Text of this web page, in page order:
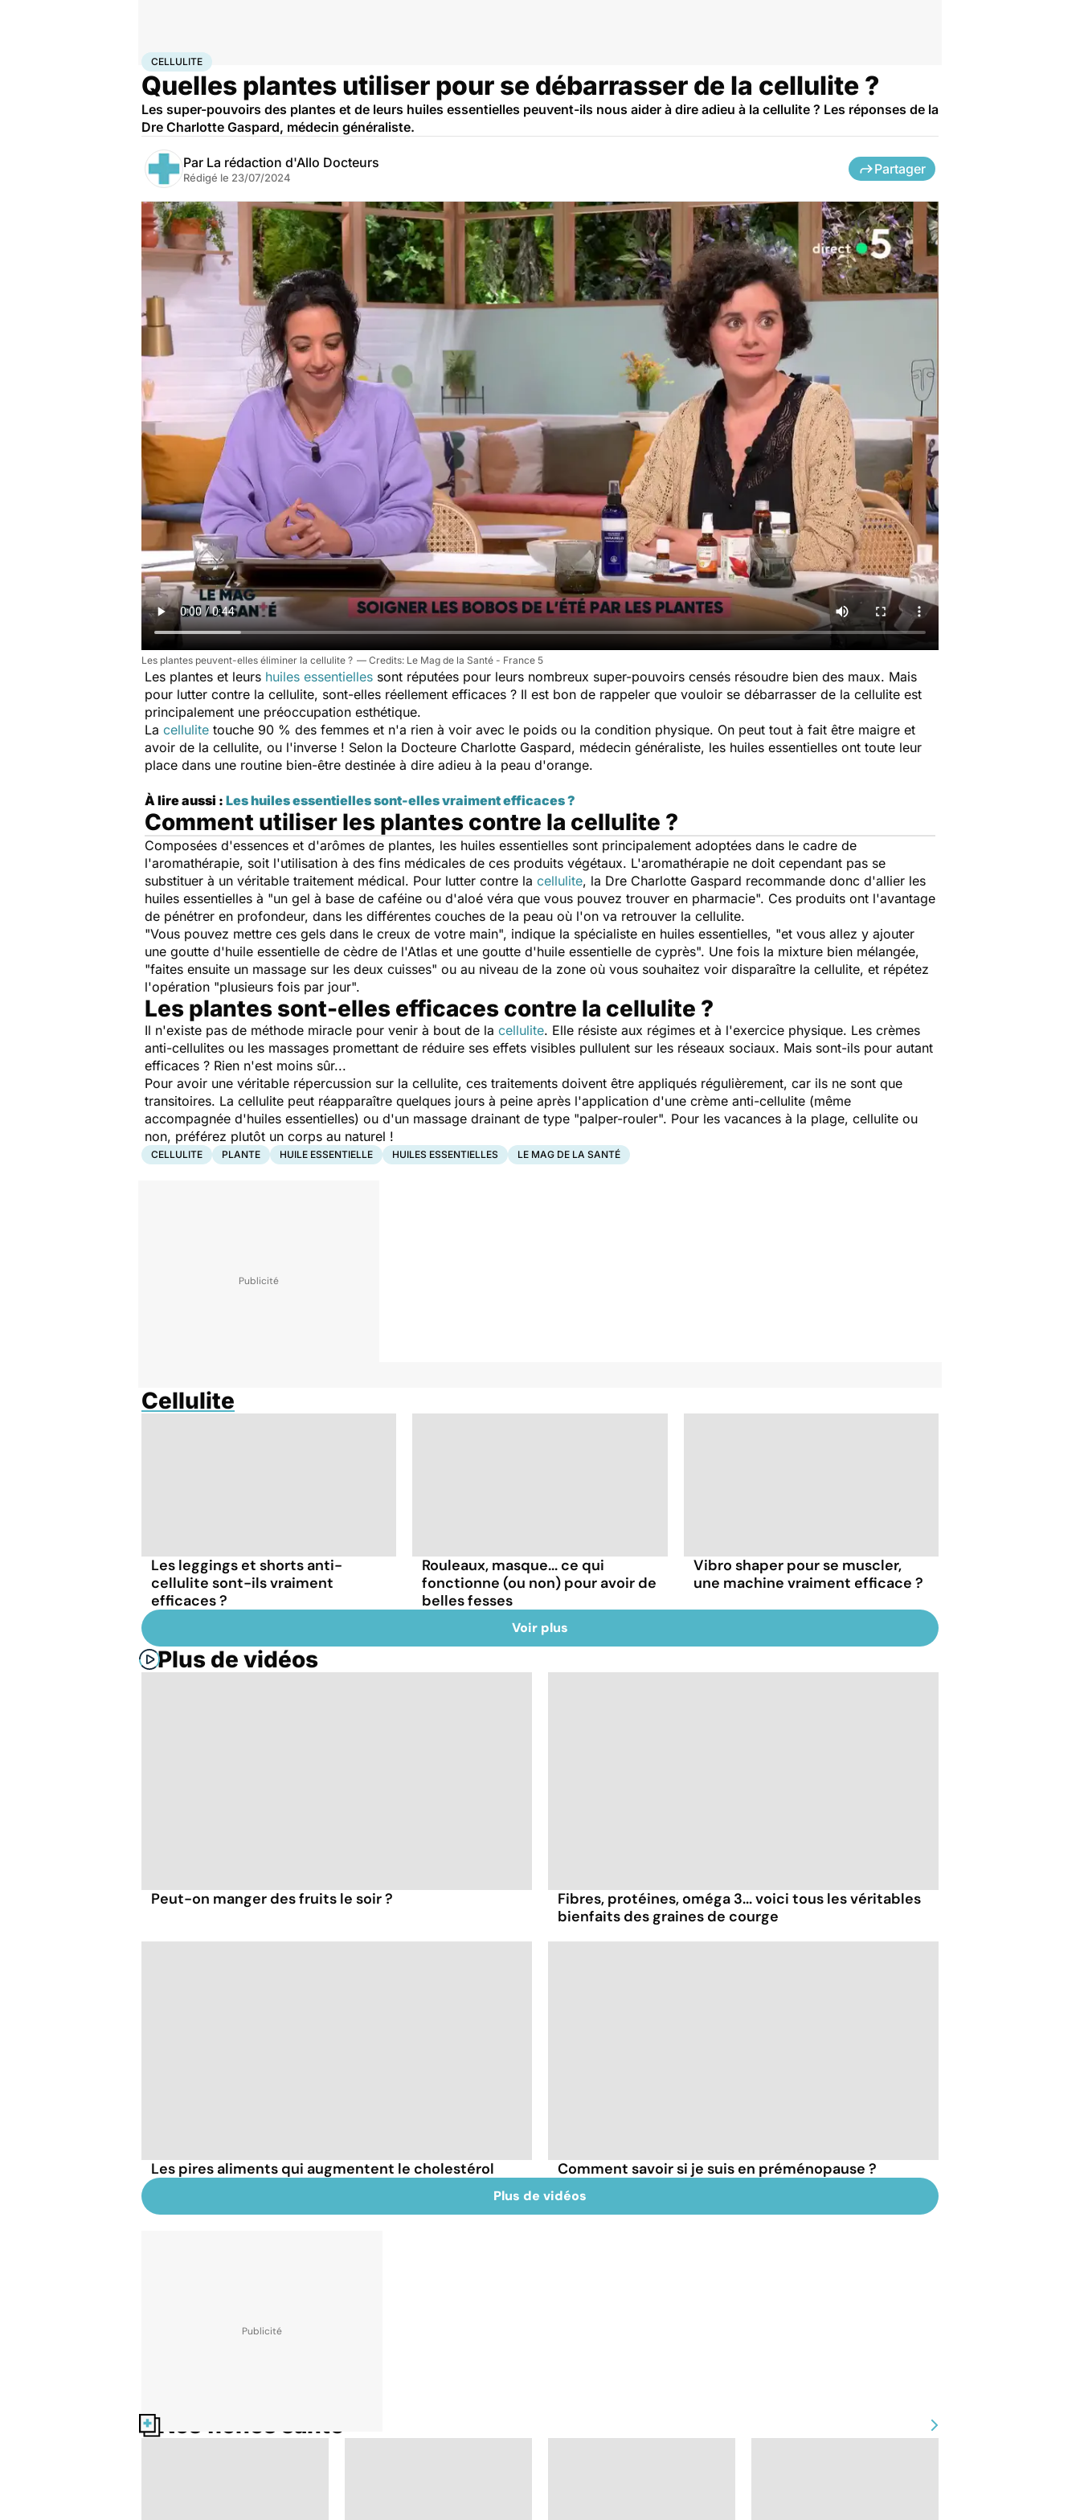
Accueil Bien-être
CELLULITE
Quelles plantes utiliser pour se débarrasser de la cellulite ?
Les super-pouvoirs des plantes et de leurs huiles essentielles peuvent-ils nous aider à dire adieu à la cellulite ? Les réponses de la
Dre Charlotte Gaspard, médecin généraliste.
Par La rédaction d'Allo Docteurs
Rédigé le 23/07/2024
Partager
Les plantes peuvent-elles éliminer la cellulite ? Le Mag de la Santé - France 5
Les plantes et leurs huiles essentielles sont réputées pour leurs nombreux super-pouvoirs censés résoudre bien des maux. Mais
pour lutter contre la cellulite, sont-elles réellement efficaces ? Il est bon de rappeler que vouloir se débarrasser de la cellulite est
principalement une préoccupation esthétique.
La cellulite touche 90 % des femmes et n'a rien à voir avec le poids ou la condition physique. On peut tout à fait être maigre et
avoir de la cellulite, ou l'inverse ! Selon la Docteure Charlotte Gaspard, médecin généraliste, les huiles essentielles ont toute leur
place dans une routine bien-être destinée à dire adieu à la peau d'orange.
À lire aussi : Les huiles essentielles sont-elles vraiment efficaces ?
Comment utiliser les plantes contre la cellulite ?
Composées d'essences et d'arômes de plantes, les huiles essentielles sont principalement adoptées dans le cadre de
l'aromathérapie, soit l'utilisation à des fins médicales de ces produits végétaux. L'aromathérapie ne doit cependant pas se
substituer à un véritable traitement médical. Pour lutter contre la cellulite, la Dre Charlotte Gaspard recommande donc d'allier les
huiles essentielles à "un gel à base de caféine ou d'aloé véra que vous pouvez trouver en pharmacie". Ces produits ont l'avantage
de pénétrer en profondeur, dans les différentes couches de la peau où l'on va retrouver la cellulite.
"Vous pouvez mettre ces gels dans le creux de votre main", indique la spécialiste en huiles essentielles, "et vous allez y ajouter
une goutte d'huile essentielle de cèdre de l'Atlas et une goutte d'huile essentielle de cyprès". Une fois la mixture bien mélangée,
"faites ensuite un massage sur les deux cuisses" ou au niveau de la zone où vous souhaitez voir disparaître la cellulite, et répétez
l'opération "plusieurs fois par jour".
Les plantes sont-elles efficaces contre la cellulite ?
Il n'existe pas de méthode miracle pour venir à bout de la cellulite. Elle résiste aux régimes et à l'exercice physique. Les crèmes
anti-cellulites ou les massages promettant de réduire ses effets visibles pullulent sur les réseaux sociaux. Mais sont-ils pour autant
efficaces ? Rien n'est moins sûr...
Pour avoir une véritable répercussion sur la cellulite, ces traitements doivent être appliqués régulièrement, car ils ne sont que
transitoires. La cellulite peut réapparaître quelques jours à peine après l'application d'une crème anti-cellulite (même
accompagnée d'huiles essentielles) ou d'un massage drainant de type "palper-rouler". Pour les vacances à la plage, cellulite ou
non, préférez plutôt un corps au naturel !
CELLULITE PLANTE HUILE ESSENTIELLE HUILES ESSENTIELLES LE MAG DE LA SANTÉ
Cellulite
Les leggings et shorts anti-
cellulite sont-ils vraiment
efficaces ?
Rouleaux, masque... ce qui
fonctionne (ou non) pour avoir de
belles fesses
Vibro shaper pour se muscler,
une machine vraiment efficace ?
Voir plus
Plus de vidéos
Peut-on manger des fruits le soir ?
Fibres, protéines, oméga 3... voici tous les véritables
bienfaits des graines de courge
Les pires aliments qui augmentent le cholestérol Comment savoir si je suis en préménopause ?
Plus de vidéos
Nos fiches santé